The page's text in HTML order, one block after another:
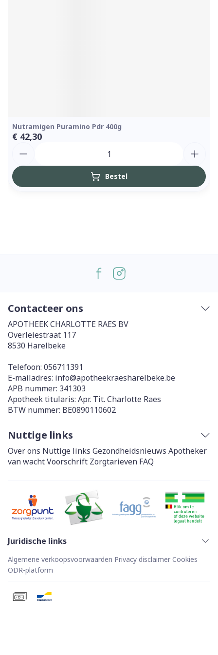
Nutramigen Puramino Pdr 400g
€ 42,30
Bestel
Contacteer ons
APOTHEEK CHARLOTTE RAES BV
Overleiestraat 117
8530 Harelbeke
Telefoon: 056711391
E-mailadres: info@apotheekraesharelbeke.be
APB nummer: 341303
Apotheek titularis: Apr. Tit. Charlotte Raes
BTW nummer: BE0890110602
Nuttige links
Over ons Nuttige links Gezondheidsnieuws Apotheker
van wachtVoorschrift Zorgtarieven FAQ
Juridische links
Algemene verkoopsvoorwaarden Privacy disclaimer Cookies
ODR-platform